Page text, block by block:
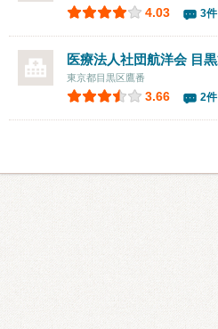
4.03 3件
医療法人社団航洋会 目
東京都目黒区鷹番
3.66 2件